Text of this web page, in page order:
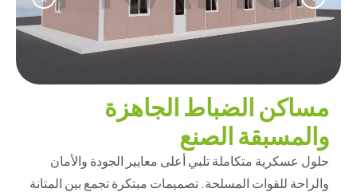
مساكن الضباط الجاهزة
والمسبقة الصنع
حلول عسكرية متكاملة تلبي أعلى معايير الجودة والأمان
والراحة للقوات المسلحة. تصميمات مبتكرة تجمع بين المتانة